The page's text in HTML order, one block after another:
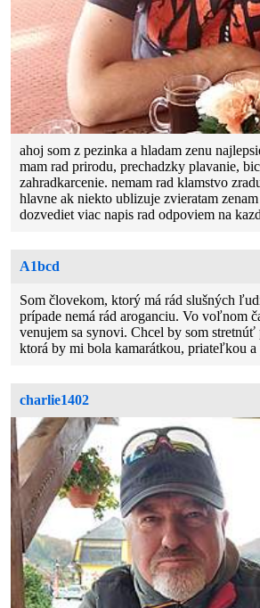
ahoj som z pezinka a hladam zenu
mam rad prirodu, prechadzky plavanie,
zahradkarcenie. nemam rad klamstvo
hlavne ak niekto ublizuje zvieratam
dozvediet viac napis rad odpoviem na
A1bcd
Som človekom, ktorý má rád slušných
prípade nemá rád aroganciu. Vo voľnom
venujem sa synovi. Chcel by som stretnúť
ktorá by mi bola kamarátkou, priateľkou a
charlie1402